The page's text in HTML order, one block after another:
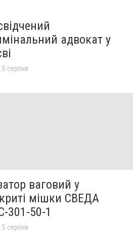
адвокат у
5 серпня
ваговий у
мішки СВЕДА
301-50-1
5 серпня